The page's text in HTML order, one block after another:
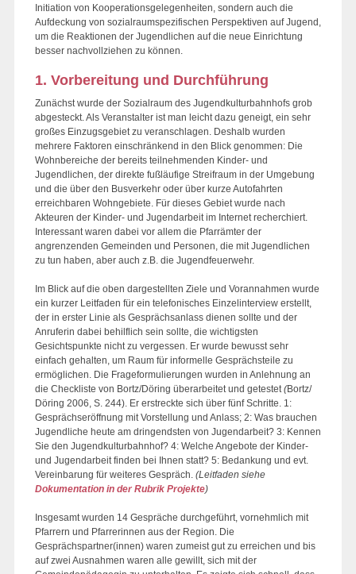
Initiation von Kooperationsgelegenheiten, sondern auch die
Aufdeckung von sozialraumspezifischen Perspektiven auf Jugend,
um die Reaktionen der Jugendlichen auf die neue Einrichtung
besser nachvollziehen zu können.
1. Vorbereitung und Durchführung
Zunächst wurde der Sozialraum des Jugendkulturbahnhofs grob
abgesteckt. Als Veranstalter ist man leicht dazu geneigt, ein sehr
großes Einzugsgebiet zu veranschlagen. Deshalb wurden
mehrere Faktoren einschränkend in den Blick genommen: Die
Wohnbereiche der bereits teilnehmenden Kinder- und
Jugendlichen, der direkte fußläufige Streifraum in der Umgebung
und die über den Busverkehr oder über kurze Autofahrten
erreichbaren Wohngebiete. Für dieses Gebiet wurde nach
Akteuren der Kinder- und Jugendarbeit im Internet recherchiert.
Interessant waren dabei vor allem die Pfarrämter der
angrenzenden Gemeinden und Personen, die mit Jugendlichen
zu tun haben, aber auch z.B. die Jugendfeuerwehr.
Im Blick auf die oben dargestellten Ziele und Vorannahmen wurde
ein kurzer Leitfaden für ein telefonisches Einzelinterview erstellt,
der in erster Linie als Gesprächsanlass dienen sollte und der
Anruferin dabei behilflich sein sollte, die wichtigsten
Gesichtspunkte nicht zu vergessen. Er wurde bewusst sehr
einfach gehalten, um Raum für informelle Gesprächsteile zu
ermöglichen. Die Frageformulierungen wurden in Anlehnung an
die Checkliste von Bortz/Döring überarbeitet und getestet(Bortz/
Döring 2006, S. 244). Er erstreckte sich über fünf Schritte. 1:
Gesprächseröffnung mit Vorstellung und Anlass; 2: Was brauchen
Jugendliche heute am dringendsten von Jugendarbeit? 3: Kennen
Sie den Jugendkulturbahnhof? 4: Welche Angebote der Kinder-
und Jugendarbeit finden bei Ihnen statt? 5: Bedankung und evt.
Vereinbarung für weiteres Gespräch. (Leitfaden siehe
Dokumentation in der Rubrik Projekte)
Insgesamt wurden 14 Gespräche durchgeführt, vornehmlich mit
Pfarrern und Pfarrerinnen aus der Region. Die
Gesprächspartner(innen) waren zumeist gut zu erreichen und bis
auf zwei Ausnahmen waren alle gewillt, sich mit der